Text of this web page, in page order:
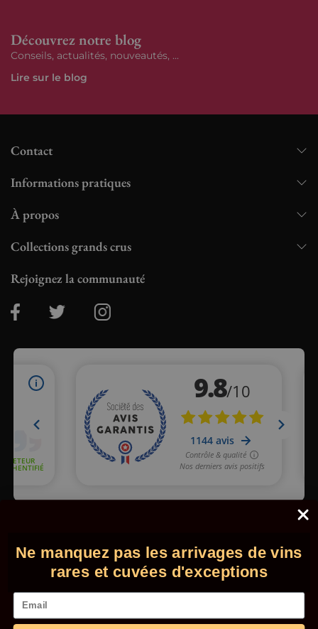
Découvrez notre blog
Conseils, actualités, nouveautés, ...
Lire sur le blog
Contact
Informations pratiques
À propos
Collections grands crus
Rejoignez la communauté
© 2026 - Comptoir des Millésimes. Tous droits réservés.•
Mentions légales
CGV
L'abus d'alcool est dangereux pour la santé. Consommez
avec modération. Interdiction de vente de boissons
Ne manquez pas les arrivages de vins
rares et cuvées d'exceptions
Email